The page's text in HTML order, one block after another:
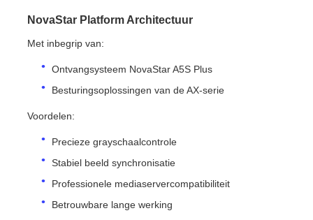
NovaStar Platform Architectuur
Met inbegrip van:
Ontvangsysteem NovaStar A5S Plus
Besturingsoplossingen van de AX-serie
Voordelen:
Precieze grayschaalcontrole
Stabiel beeld synchronisatie
Professionele mediaservercompatibiliteit
Betrouwbare lange werking